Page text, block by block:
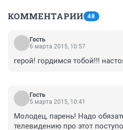
КОММЕНТАРИИ 48
Гость
6 марта 2015, 10:57
герой! гордимся тобой!!!
Гость
5 марта 2015, 10:41
Молодец, парень! Надо
телевидению про этот